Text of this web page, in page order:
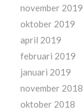
november 2019
oktober 2019
april 2019
februari 2019
januari 2019
november 2018
oktober 2018